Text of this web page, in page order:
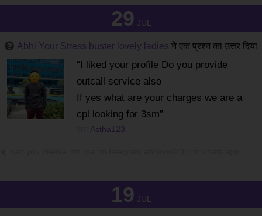
29 JUL
Abhi Your Stress buster lovely ladies ने एक प्रश्न का उत्तर दिया
I liked your profile Do you provide
outcall service also
If yes what are your charges we are a
cpl looking for 3sm
Astha123
19 JUL